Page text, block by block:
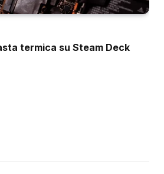
termica su Steam Deck